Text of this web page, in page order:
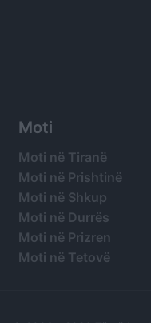
Moti
Moti në Tiranë
Moti në Prishtinë
Moti në Shkup
Moti në Durrës
Moti në Prizren
Moti në Tetovë